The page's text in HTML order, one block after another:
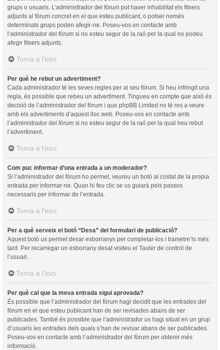
grups o usuaris. L’administrador del fòrum pot haver inhabilitat els fitxers
adjunts al fòrum concret en el que esteu publicant, o potser només
determinats grups poden afegir-ne. Poseu-vos en contacte amb
l’administrador del fòrum si no esteu segur de la raó per la qual no podeu
afegir fitxers adjunts.
Torna a l’inici
Per què he rebut un advertiment?
Cada administrador té les seves regles per al seu fòrum. Si heu infringit una
regla, és possible que rebeu un advertiment. Tingueu en compte que això és
decisió de l’administrador del fòrum i que phpBB Limited no té res a veure
amb els advertiments d’aquest lloc web. Poseu-vos en contacte amb
l’administrador del fòrum si no esteu segur de la raó per la qual heu rebut
l’advertiment.
Torna a l’inici
Com puc informar d’una entrada a un moderador?
Si l’administrador del fòrum ho permet, veureu un botó al costat de la propia
entrada per informar-ne. Quan hi feu clic se us guiarà pels passos
necessaris per informar de l’entrada.
Torna a l’inici
Per a què serveix el botó “Desa” del formulari de publicació?
Aquest botó us permet desar esborranys per completar-los i trametre’ls més
tard. Per recarregar un esborrany desat visiteu el Tauler de control de
l’usuari.
Torna a l’inici
Per què cal que la meva entrada sigui aprovada?
És possible que l’administrador del fòrum hagi decidit que les entrades del
fòrum en el que esteu publicant han de ser revisades abans de ser
publicades. També és possible que l’administrador us hagi situat en un grup
d’usuaris les entrades dels quals s’han de revisar abans de ser publicades.
Poseu-vos en contacte amb l’administrador del fòrum per obtenir més
informació.